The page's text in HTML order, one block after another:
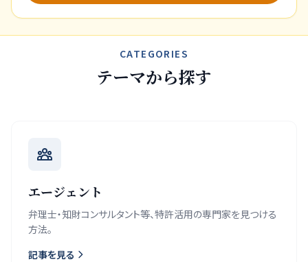
CATEGORIES
テーマから探す
エージェント
弁理士・知財コンサルタント等、特許活用の専門家を見つける
方法。
記事を見る